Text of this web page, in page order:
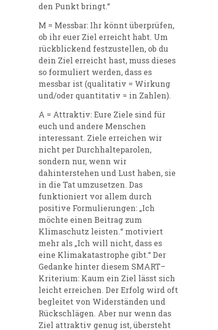
den Punkt bringt.“
M = Messbar: Ihr könnt überprüfen,
ob ihr euer Ziel erreicht habt. Um
rückblickend festzustellen, ob du
dein Ziel erreicht hast, muss dieses
so formuliert werden, dass es
messbar ist (qualitativ = Wirkung
und/oder quantitativ = in Zahlen).
A = Attraktiv:Eure Ziele sind für
euch und andere Menschen
interessant. Ziele erreichen wir
nicht perDurchhalteparolen,
sondern nur, wenn wir
dahinterstehen und Lust haben, sie
in die Tat umzusetzen. Das
funktioniert vor allem durch
positive Formulierungen: „Ich
möchte einen Beitrag zum
Klimaschutz leisten.“ motiviert
mehr als „Ich will nicht, dass es
eine Klimakatastrophe gibt.“ Der
Gedanke hinter diesem SMART–
Kriterium: Kaum ein Ziel lässt sich
leicht erreichen. Der Erfolg wird oft
begleitet von Widerständen und
Rückschlägen. Aber nur wenn das
Ziel attraktiv genug ist, übersteht